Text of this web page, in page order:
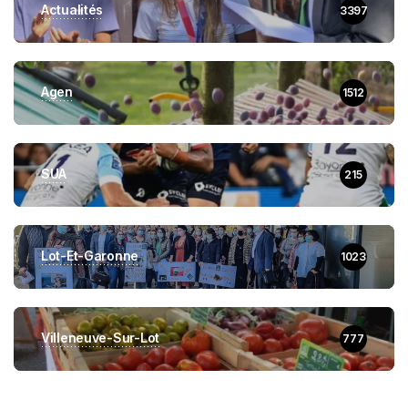
Actualités 3397
Agen 1512
SUA 215
Lot-Et-Garonne 1023
Villeneuve-Sur-Lot 777